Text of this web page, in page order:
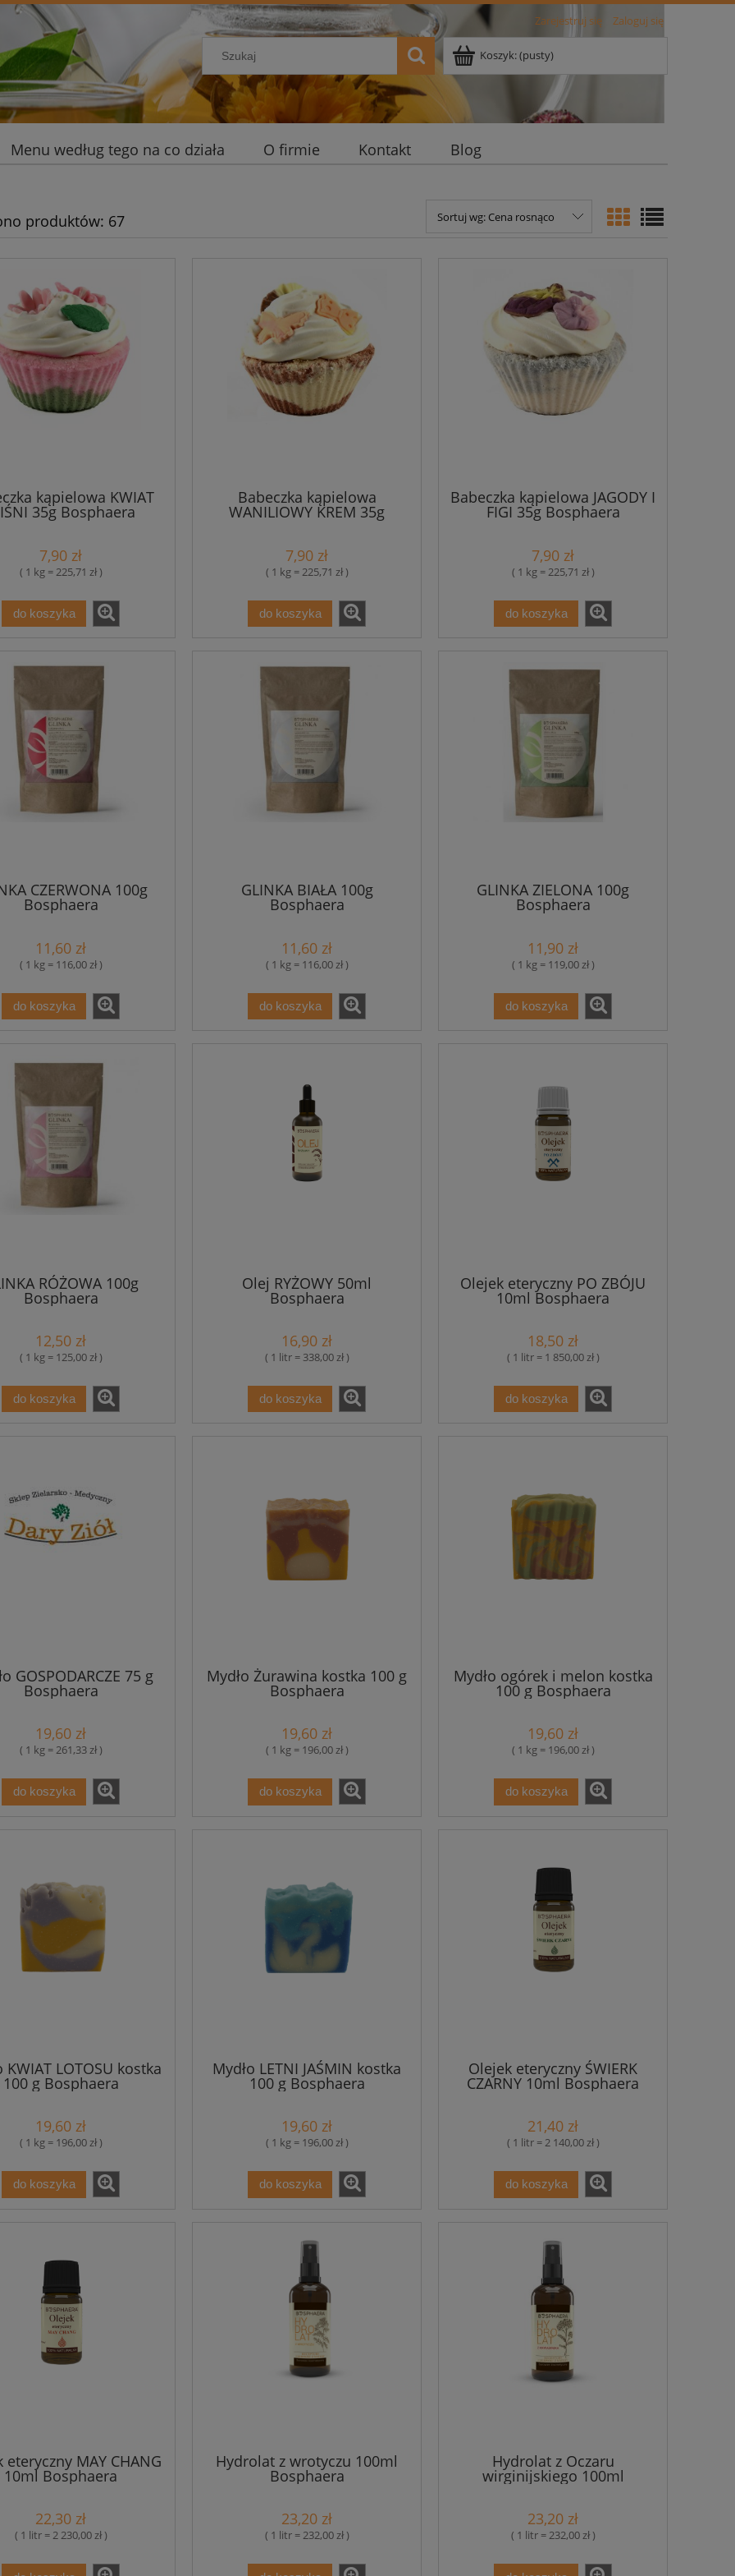
Zarejestruj się Zaloguj się
Koszyk:(pusty)
Menu według tego na co działa O firmie Kontakt Blog
produktów: 67 Sortuj wg: Cena rosnąco
kąpielowa KWIAT
35g Bosphaera
7,90 zł
( 1 kg = 225,71 zł )
do koszyka
Babeczka kąpielowa
WANILIOWY KREM 35g
7,90 zł
( 1 kg = 225,71 zł )
do koszyka
Babeczka kąpielowa JAGODY I
FIGI 35g Bosphaera
7,90 zł
( 1 kg = 225,71 zł )
do koszyka
CZERWONA 100g
Bosphaera
11,60 zł
( 1 kg = 116,00 zł )
do koszyka
GLINKA BIAŁA 100g
Bosphaera
11,60 zł
( 1 kg = 116,00 zł )
do koszyka
GLINKA ZIELONA 100g
Bosphaera
11,90 zł
( 1 kg = 119,00 zł )
do koszyka
RÓŻOWA 100g
Bosphaera
12,50 zł
( 1 kg = 125,00 zł )
do koszyka
Olej RYŻOWY 50ml
Bosphaera
16,90 zł
( 1 litr = 338,00 zł )
do koszyka
Olejek eteryczny PO ZBÓJU
10ml Bosphaera
18,50 zł
( 1 litr = 1 850,00 zł )
do koszyka
GOSPODARCZE 75 g
Bosphaera
19,60 zł
( 1 kg = 261,33 zł )
do koszyka
Mydło Żurawina kostka 100 g
Bosphaera
19,60 zł
( 1 kg = 196,00 zł )
do koszyka
Mydło ogórek i melon kostka
100 g Bosphaera
19,60 zł
( 1 kg = 196,00 zł )
do koszyka
KWIAT LOTOSU kostka
100 g Bosphaera
19,60 zł
( 1 kg = 196,00 zł )
do koszyka
Mydło LETNI JAŚMIN kostka
100 g Bosphaera
19,60 zł
( 1 kg = 196,00 zł )
do koszyka
Olejek eteryczny ŚWIERK
CZARNY 10ml Bosphaera
21,40 zł
( 1 litr = 2 140,00 zł )
do koszyka
eteryczny MAY CHANG
10ml Bosphaera
22,30 zł
( 1 litr = 2 230,00 zł )
Hydrolat z wrotyczu 100ml
Bosphaera
23,20 zł
( 1 litr = 232,00 zł )
Hydrolat z Oczaru
wirginijskiego 100ml
Bosphaera
23,20 zł
( 1 litr = 232,00 zł )